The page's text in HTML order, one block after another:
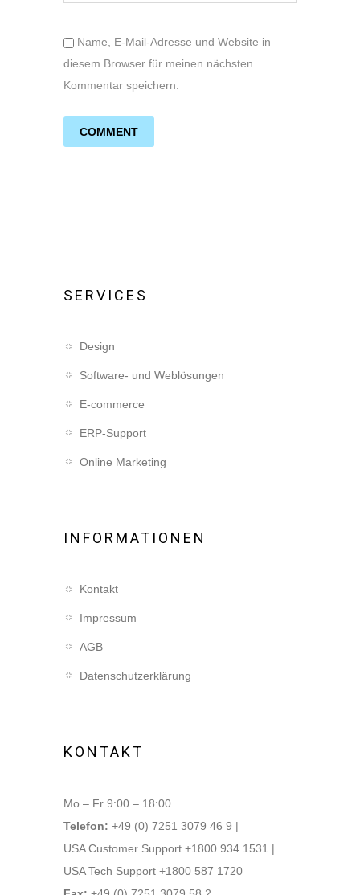
Name, E-Mail-Adresse und Website in
diesem Browser für meinen nächsten
Kommentar speichern.
SERVICES
Design
Software- und Weblösungen
E-commerce
ERP-Support
Online Marketing
INFORMATIONEN
Kontakt
Impressum
AGB
Datenschutzerklärung
KONTAKT
Mo – Fr 9:00 – 18:00
Telefon: +49 (0) 7251 3079 46 9 |
USA Customer Support +1800 934 1531 |
USA Tech Support +1800 587 1720